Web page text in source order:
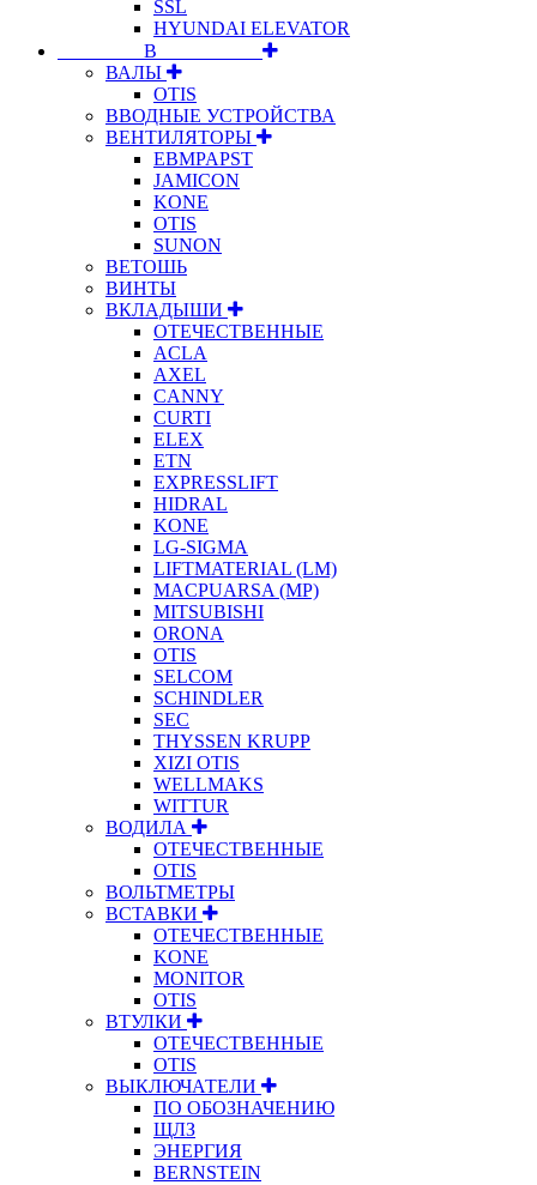
SSL
HYUNDAI ELEVATOR
⠀⠀⠀⠀⠀⠀В⠀⠀⠀⠀⠀⠀⠀
ВАЛЫ
OTIS
ВВОДНЫЕ УСТРОЙСТВА
ВЕНТИЛЯТОРЫ
EBMPAPST
JAMICON
KONE
OTIS
SUNON
ВЕТОШЬ
ВИНТЫ
ВКЛАДЫШИ
ОТЕЧЕСТВЕННЫЕ
ACLA
AXEL
CANNY
CURTI
ELEX
ETN
EXPRESSLIFT
HIDRAL
KONE
LG-SIGMA
LIFTMATERIAL (LM)
MACPUARSA (MP)
MITSUBISHI
ORONA
OTIS
SELCOM
SCHINDLER
SEC
THYSSEN KRUPP
XIZI OTIS
WELLMAKS
WITTUR
ВОДИЛА
ОТЕЧЕСТВЕННЫЕ
OTIS
ВОЛЬТМЕТРЫ
ВСТАВКИ
ОТЕЧЕСТВЕННЫЕ
KONE
MONITOR
OTIS
ВТУЛКИ
ОТЕЧЕСТВЕННЫЕ
OTIS
ВЫКЛЮЧАТЕЛИ
ПО ОБОЗНАЧЕНИЮ
ЩЛЗ
ЭНЕРГИЯ
BERNSTEIN